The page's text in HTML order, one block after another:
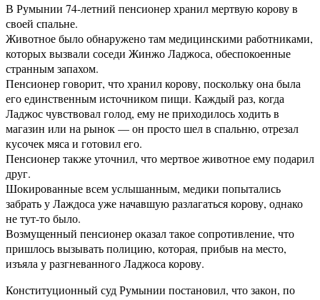
В Румынии 74-летний пенсионер хранил мертвую корову в
своей спальне.
Животное было обнаружено там медицинскими работниками,
которых вызвали соседи Жинжо Ладжоса, обеспокоенные
странным запахом.
Пенсионер говорит, что хранил корову, поскольку она была
его единственным источником пищи. Каждый раз, когда
Ладжос чувствовал голод, ему не приходилось ходить в
магазин или на рынок — он просто шел в спальню, отрезал
кусочек мяса и готовил его.
Пенсионер также уточнил, что мертвое животное ему подарил
друг.
Шокированные всем услышанным, медики попытались
забрать у Лаждоса уже начавшую разлагаться корову, однако
не тут-то было.
Возмущенный пенсионер оказал такое сопротивление, что
пришлось вызывать полицию, которая, прибыв на место,
изъяла у разгневанного Ладжоса корову.
Конституционный суд Румынии постановил, что закон, по